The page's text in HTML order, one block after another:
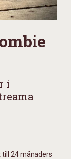
i
24 månaders